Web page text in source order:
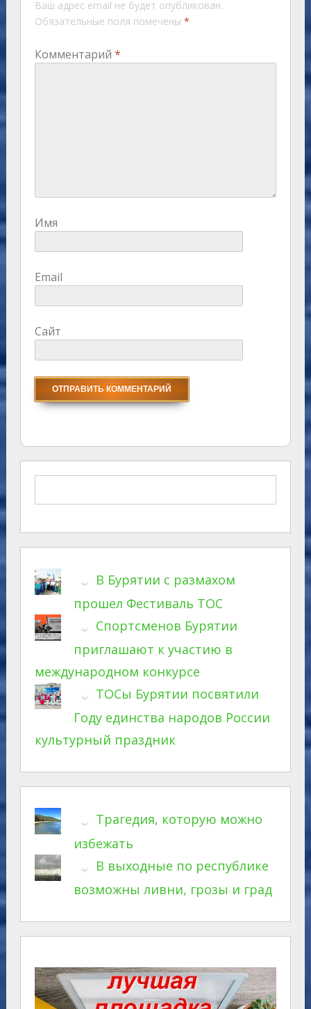
Ваш адрес email не будет опубликован.
Обязательные поля помечены *
Комментарий *
Имя
Email
Сайт
В Бурятии с размахом
прошел Фестиваль ТОС
Спортсменов Бурятии
приглашают к участию в
международном конкурсе
ТОСы Бурятии посвятили
Году единства народов России
культурный праздник
Трагедия, которую можно
избежать
В выходные по республике
возможны ливни, грозы и град